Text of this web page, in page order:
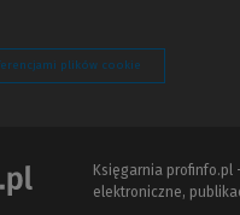
plików cookie
Księgarnia profinfo.pl
elektroniczne,